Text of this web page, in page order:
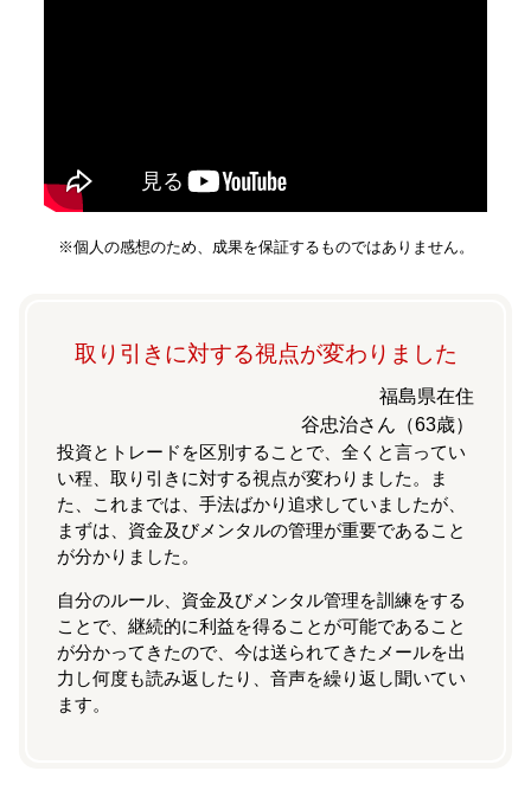
※個人の感想のため、成果を保証するものではありません。
取り引きに対する視点が変わりました
福島県在住
谷忠治さん（63歳）
投資とトレードを区別することで、全くと言ってい
い程、取り引きに対する視点が変わりました。ま
た、これまでは、手法ばかり追求していましたが、
まずは、資金及びメンタルの管理が重要であること
が分かりました。
自分のルール、資金及びメンタル管理を訓練をする
ことで、継続的に利益を得ることが可能であること
が分かってきたので、今は送られてきたメールを出
力し何度も読み返したり、音声を繰り返し聞いてい
ます。